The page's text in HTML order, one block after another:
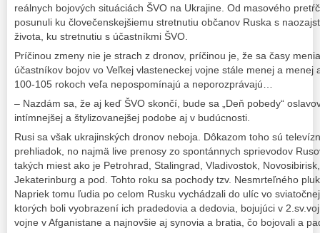
reálnych bojových situáciách ŠVO na Ukrajine. Od masového
posunuli ku človečenskejšiemu stretnutiu občanov Ruska s
života, ku stretnutiu s účastníkmi ŠVO.
Príčinou zmeny nie je strach z dronov, príčinou je, že sa časy
účastníkov bojov vo Veľkej vlasteneckej vojne stále menej a menej
100-105 rokoch veľa nepospomínajú a neporozprávajú…
– Nazdám sa, že aj keď ŠVO skončí, bude sa „Deň pobedy“
intímnejšej a štylizovanejšej podobe aj v budúcnosti.
Rusi sa však ukrajinských dronov neboja. Dôkazom toho sú
prehliadok, no najmä live prenosy zo spontánnych sprievodov
takých miest ako je Petrohrad, Stalingrad, Vladivostok,
Jekaterinburg a pod. Tohto roku sa pochody tzv. Nesmrteľného
Napriek tomu ľudia po celom Rusku vychádzali do ulíc vo
ktorých boli vyobrazení ich pradedovia a dedovia, bojujúci v
vojne v Afganistane a najnovšie aj synovia a bratia, čo bojovali a